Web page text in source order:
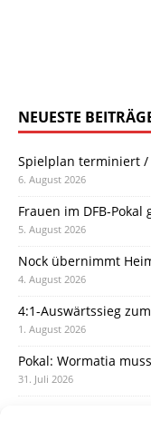
NEUESTE
Spielplan terminiert /
6. August 2026
Frauen im DFB-Pokal
5. August 2026
Nock übernimmt
4. August 2026
4:1-Auswärtssieg
1. August 2026
Pokal: Wormatia
31. Juli 2026